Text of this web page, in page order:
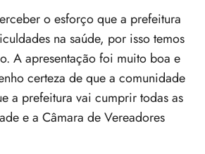
o esforço que a prefeitura
na saúde, por isso temos
A apresentação foi muito boa e
certeza de que a comunidade
a prefeitura vai cumprir todas as
e a Câmara de Vereadores